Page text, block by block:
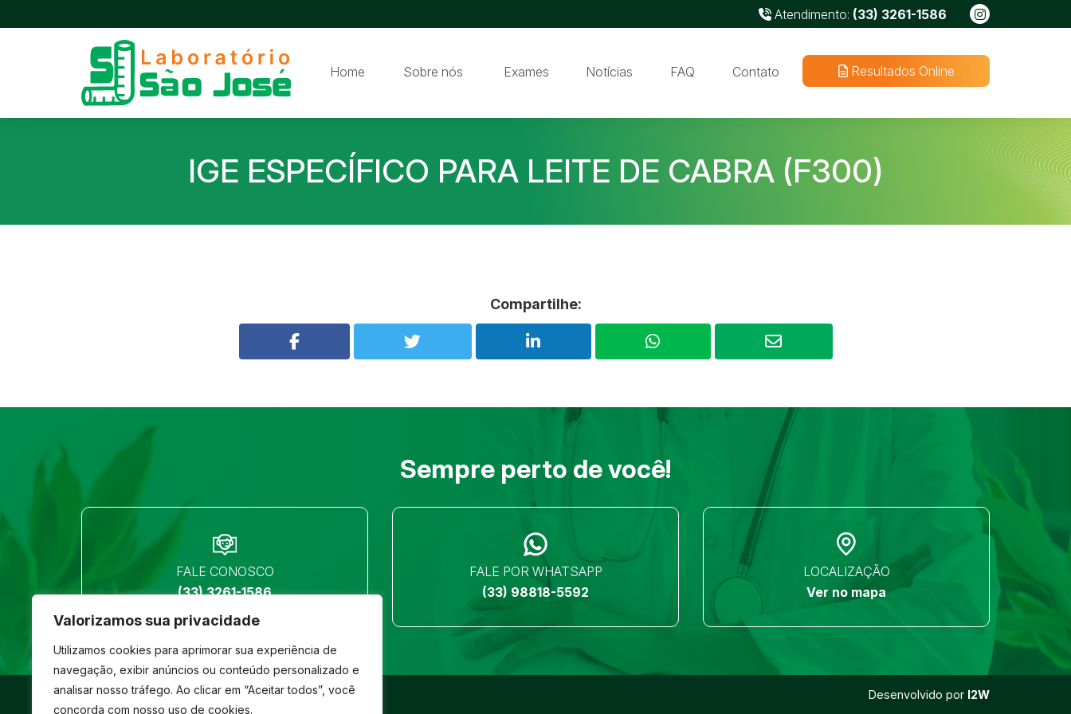
Valorizamos sua privacidade
Utilizamos cookies para aprimorar sua experiência de
navegação, exibir anúncios ou conteúdo personalizado e
analisar nosso tráfego. Ao clicar em “Aceitar todos”, você
concorda com nosso uso de cookies.
Atendimento: (33) 3261-1586
Home Sobre nós Exames Notícias FAQ Contato Resultados Online
IGE ESPECÍFICO PARA LEITE DE CABRA (F300)
Compartilhe:
Sempre perto de você!
FALE CONOSCO
(33) 3261-1586
FALE POR WHATSAPP
(33) 98818-5592
LOCALIZAÇÃO
Ver no mapa
© São José- Todos os direitos reservados Desenvolvido por I2W